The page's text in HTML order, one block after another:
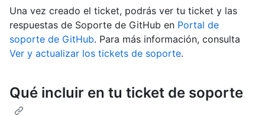
Una vez creado el ticket, podrás ver tu ticket y las
respuestas de Soporte de GitHub en Portal de
soporte de GitHub. Para más información, consulta
Ver y actualizar los tickets de soporte.
Qué incluir en tu ticket de soporte